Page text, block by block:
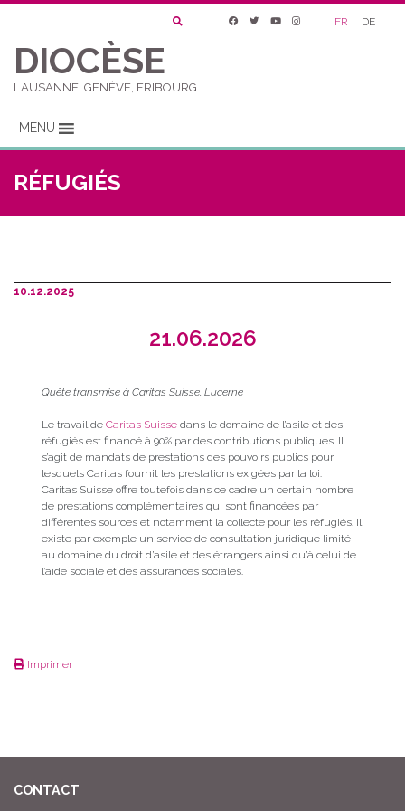
FR DE
DIOCÈSE
LAUSANNE, GENÈVE, FRIBOURG
MENU
RÉFUGIÉS
10.12.2025
21.06.2026
Quête transmise à Caritas Suisse, Lucerne
Le travail de Caritas Suissedans le domaine de l’asile et des
réfugiés est financé à 90% par des contributions publiques. Il
s’agit de mandats de prestations des pouvoirs publics pour
lesquels Caritas fournit les prestations exigées par la loi.
Caritas Suisse offre toutefois dans ce cadre un certain nombre
de prestations complémentaires qui sont financées par
différentes sources et notamment la collecte pour les réfugiés. Il
existe par exemple un service de consultation juridique limité
au domaine du droit d’asile et des étrangers ainsi qu’à celui de
l’aide sociale et des assurances sociales.
Imprimer
CONTACT